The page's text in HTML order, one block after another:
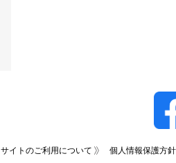
サイトのご利用について 個人情報保護方針